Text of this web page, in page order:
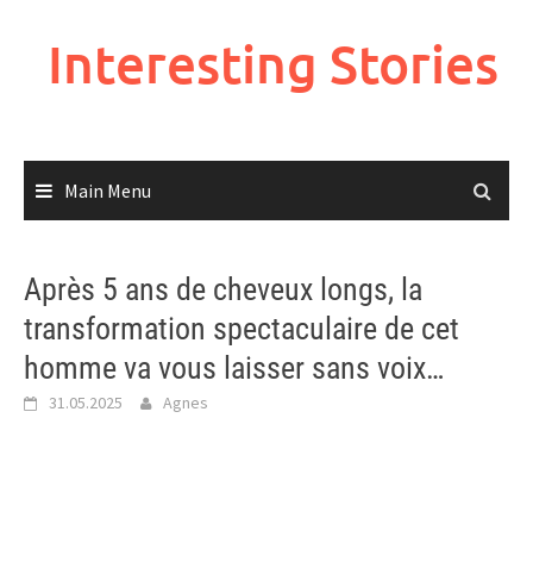
Interesting Stories
Main Menu
Après 5 ans de cheveux longs, la
transformation spectaculaire de cet
homme va vous laisser sans voix…
31.05.2025 Agnes